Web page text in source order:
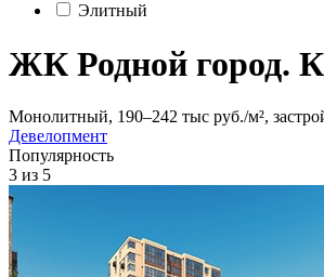
Элитный
ЖК Родной город.
Монолитный, 190‒242 тыс руб./м²,
Девелопмент
Популярность
3 из 5